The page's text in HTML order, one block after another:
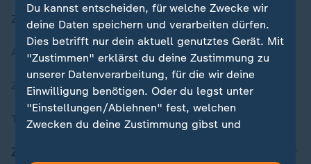
Zuletzt veröffentlicht
Aktuelle Sendungs-Videos
ZDFheute Stories
Themen im Überblick
Du kannst entscheiden, für welche Zwecke wir
deine Daten speichern und verarbeiten dürfen.
Dies betrifft nur dein aktuell genutztes Gerät. Mit
"Zustimmen" erklärst du deine Zustimmung zu
unserer Datenverarbeitung, für die wir deine
Einwilligung benötigen. Oder du legst unter
"Einstellungen/Ablehnen" fest, welchen
Zwecken du deine Zustimmung gibst und